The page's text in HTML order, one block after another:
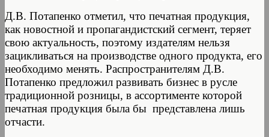
Д.В. Потапенко отметил, что печатная продукция,
как новостной и пропагандистский сегмент, теряет
свою актуальность, поэтому издателям нельзя
зацикливаться на производстве одного продукта, его
необходимо менять. Распространителям Д.В.
Потапенко предложил развивать бизнес в русле
традиционной розницы, в ассортименте которой
печатная продукция была бы представлена лишь
отчасти.